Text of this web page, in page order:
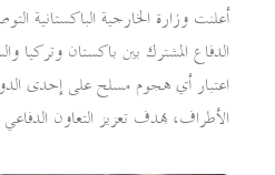
أعلنت وزارة الخارجية الباكستانية
الدفاع المشترك بين باكستان وتركيا
اعتبار أي هجوم مسلح على إحدى
الأطراف، بهدف تعزيز التعاون